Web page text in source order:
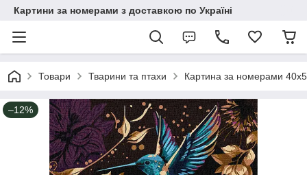
Картини за номерами з доставкою по Україні
Товари Тварини та птахи Картина за номерами
–12%